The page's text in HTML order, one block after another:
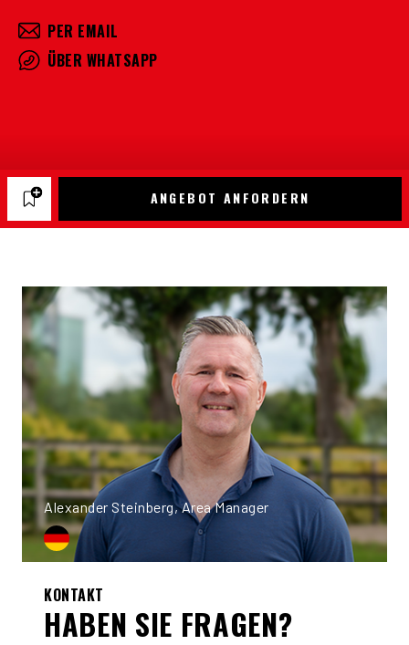
PER EMAIL
ÜBER WHATSAPP
ANGEBOT ANFORDERN
Alexander Steinberg, Area Manager
KONTAKT
HABEN SIE FRAGEN?